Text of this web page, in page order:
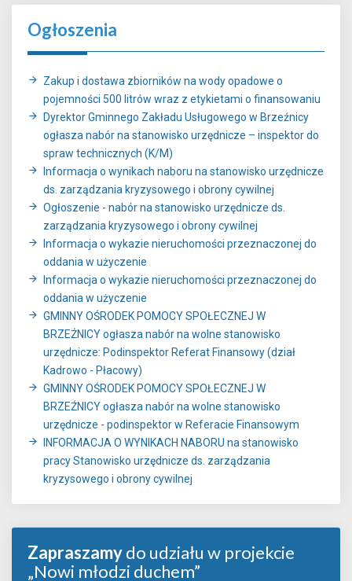
Ogłoszenia
Zakup i dostawa zbiorników na wody opadowe o
pojemności 500 litrów wraz z etykietami o finansowaniu
Dyrektor Gminnego Zakładu Usługowego w Brzeźnicy
ogłasza nabór na stanowisko urzędnicze – inspektor do
spraw technicznych (K/M)
Informacja o wynikach naboru na stanowisko urzędnicze
ds. zarządzania kryzysowego i obrony cywilnej
Ogłoszenie - nabór na stanowisko urzędnicze ds.
zarządzania kryzysowego i obrony cywilnej
Informacja o wykazie nieruchomości przeznaczonej do
oddania w użyczenie
Informacja o wykazie nieruchomości przeznaczonej do
oddania w użyczenie
GMINNY OŚRODEK POMOCY SPOŁECZNEJ W
BRZEŹNICY ogłasza nabór na wolne stanowisko
urzędnicze: Podinspektor Referat Finansowy (dział
Kadrowo - Płacowy)
GMINNY OŚRODEK POMOCY SPOŁECZNEJ W
BRZEŹNICY ogłasza nabór na wolne stanowisko
urzędnicze - podinspektor w Referacie Finansowym
INFORMACJA O WYNIKACH NABORU na stanowisko
pracy Stanowisko urzędnicze ds. zarządzania
kryzysowego i obrony cywilnej
Zapraszamydo udziału w projekcie
„Nowi młodzi duchem”